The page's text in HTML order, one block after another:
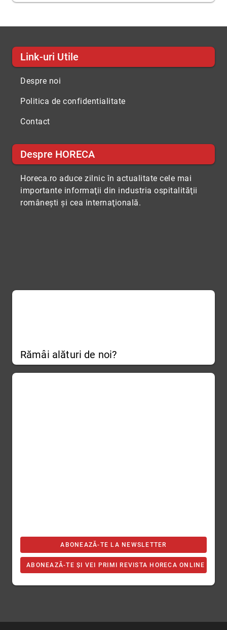
Link-uri Utile
Despre noi
Politica de confidentialitate
Contact
Despre HORECA
Horeca.ro aduce zilnic în actualitate cele mai
importante informaţii din industria ospitalităţii
româneşti şi cea internaţională.
Rămâi alături de noi?
ABONEAZĂ-TE LA NEWSLETTER
ABONEAZĂ-TE ȘI VEI PRIMI REVISTA HORECA ONLINE